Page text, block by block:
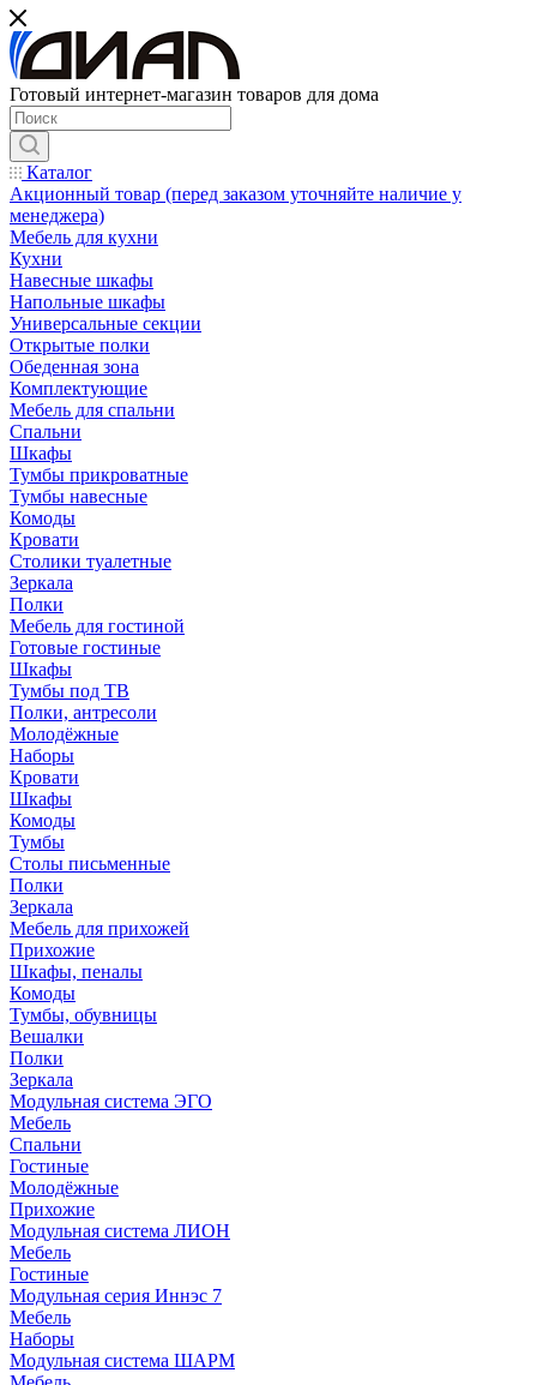
Готовый интернет-магазин товаров для дома
Каталог
Акционный товар (перед заказом уточняйте наличие у
менеджера)
Мебель для кухни
Кухни
Навесные шкафы
Напольные шкафы
Универсальные секции
Открытые полки
Обеденная зона
Комплектующие
Мебель для спальни
Спальни
Шкафы
Тумбы прикроватные
Тумбы навесные
Комоды
Кровати
Столики туалетные
Зеркала
Полки
Мебель для гостиной
Готовые гостиные
Шкафы
Тумбы под ТВ
Полки, антресоли
Молодёжные
Наборы
Кровати
Шкафы
Комоды
Тумбы
Столы письменные
Полки
Зеркала
Мебель для прихожей
Прихожие
Шкафы, пеналы
Комоды
Тумбы, обувницы
Вешалки
Полки
Зеркала
Модульная система ЭГО
Мебель
Спальни
Гостиные
Молодёжные
Прихожие
Модульная система ЛИОН
Мебель
Гостиные
Модульная серия Иннэс 7
Мебель
Наборы
Модульная система ШАРМ